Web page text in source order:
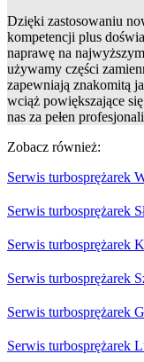
Dzięki zastosowaniu
kompetencji plus
naprawę na
używamy części
zapewniają znakomitą
wciąż powiększające
nas za pełen
Zobacz również:
Serwis turbosprężarek
Serwis turbosprężarek
Serwis turbosprężarek
Serwis turbosprężarek
Serwis turbosprężarek
Serwis turbosprężarek